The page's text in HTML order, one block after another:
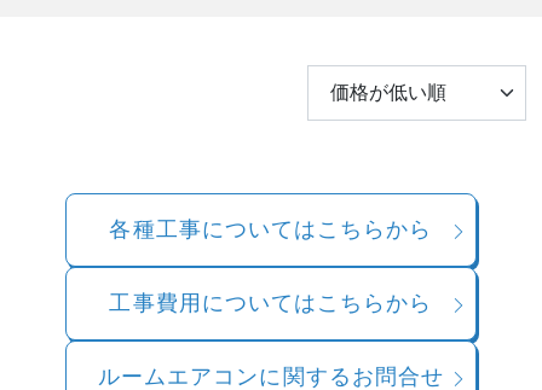
各種工事についてはこちらから
工事費用についてはこちらから
ルームエアコンに関するお問合せ